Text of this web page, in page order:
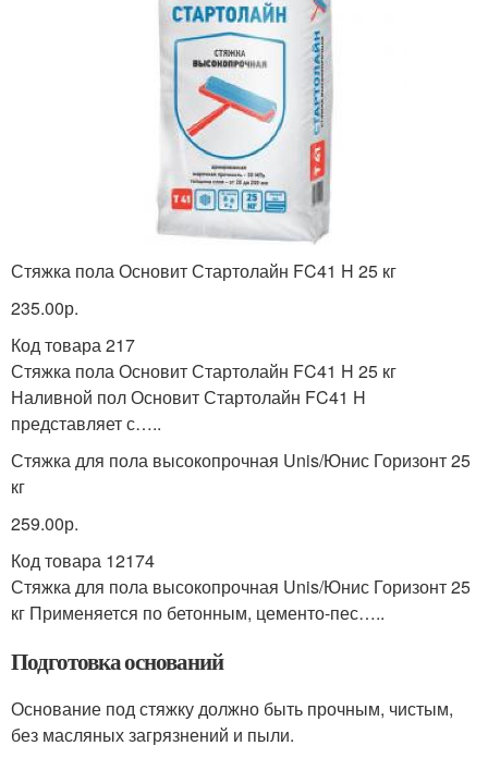
Стяжка пола Основит Стартолайн FC41 H 25 кг
235.00р.
Код товара 217
Стяжка пола Основит Стартолайн FC41 H 25 кг
Наливной пол Основит Стартолайн FC41 H
представляет с…..
Стяжка для пола высокопрочная Unis/Юнис Горизонт 25
кг
259.00р.
Код товара 12174
Стяжка для пола высокопрочная Unis/Юнис Горизонт 25
кг Применяется по бетонным, цементо-пес…..
Подготовка оснований
Основание под стяжку должно быть прочным, чистым,
без масляных загрязнений и пыли.